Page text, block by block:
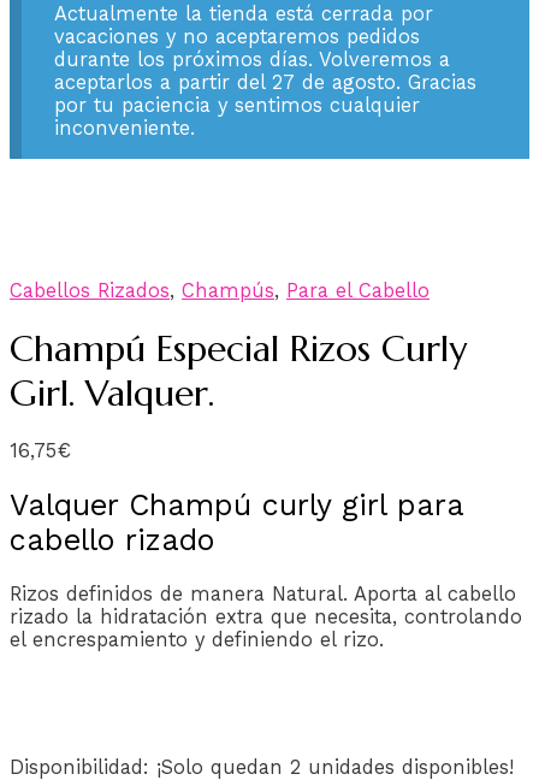
Actualmente la tienda está cerrada por
vacaciones y no aceptaremos pedidos
durante los próximos días. Volveremos a
aceptarlos a partir del 27 de agosto. Gracias
por tu paciencia y sentimos cualquier
inconveniente.
Cabellos Rizados, Champús, Para el Cabello
Champú Especial Rizos Curly
Girl. Valquer.
16,75€
Valquer Champú curly girl para
cabello rizado
Rizos definidos de manera Natural. Aporta al cabello
rizado la hidratación extra que necesita, controlando
el encrespamiento y definiendo el rizo.
Disponibilidad: ¡Solo quedan 2 unidades disponibles!